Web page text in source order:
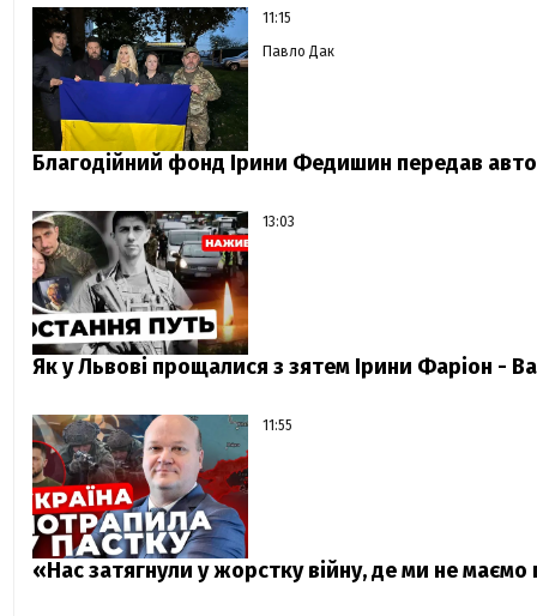
11:15
Павло Дак
Благодійний фонд Ірини Федишин передав
13:03
Як у Львові прощалися з зятем Ірини Фаріон -
11:55
«Нас затягнули у жорстку війну, де ми не